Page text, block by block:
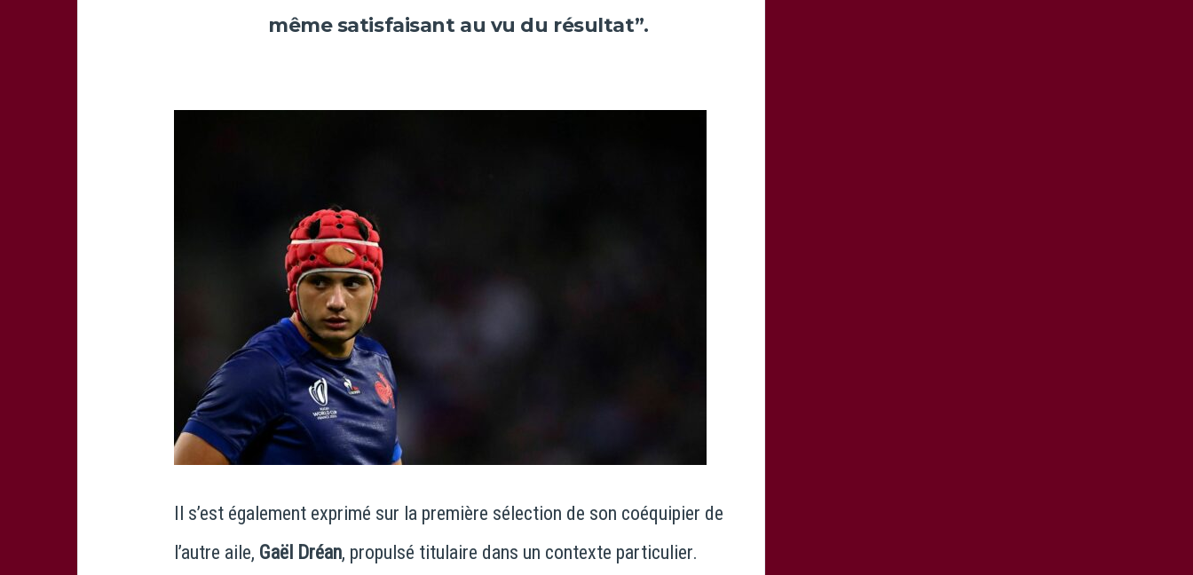
même satisfaisant au vu du résultat”.
Il s’est également exprimé sur la première sélection de son coéquipier de
l’autre aile, Gaël Dréan, propulsé titulaire dans un contexte particulier.